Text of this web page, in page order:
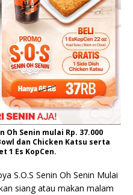
Oh Senin mulai Rp. 37.000
dan Chicken Katsu serta
1 Es KopCen.
S.O.S Senin Oh Senin Mulai
siang atau makan malam